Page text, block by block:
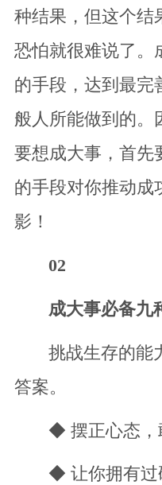
种结果，但这个结
恐怕就很难说了。
的手段，达到最完
般人所能做到的。
要想成大事，首先
的手段对你推动成
影！
02
成大事必备九
挑战生存的能
答案。
◆ 摆正心态，
◆ 让你拥有过